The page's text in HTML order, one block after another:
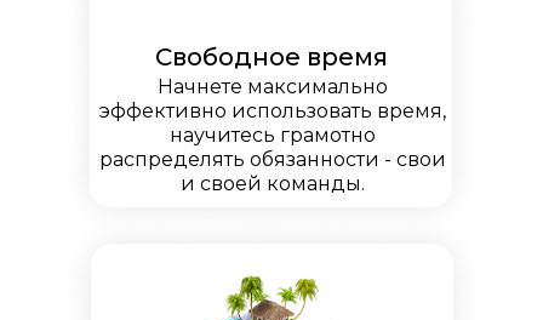
Свободное время
Начнете максимально
эффективно использовать время,
научитесь грамотно
распределять обязанности - свои
и своей команды.